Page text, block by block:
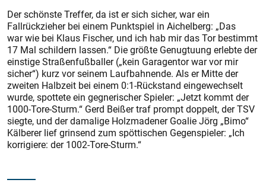
Der schönste Treffer, da ist er sich sicher, war ein
Fallrückzieher bei einem Punktspiel in Aichelberg: „Das
war wie bei Klaus Fischer, und ich hab mir das Tor bestimmt
17 Mal schildern lassen.“ Die größte Genugtuung erlebte der
einstige Straßenfußballer („kein Garagentor war vor mir
sicher“) kurz vor seinem Laufbahn­ende. Als er Mitte der
zweiten Halbzeit bei einem 0:1-Rückstand eingewechselt
wurde, spottete ein gegnerischer Spieler: „Jetzt kommt der
1000-Tore-Sturm.“ Gerd Beißer traf prompt doppelt, der TSV
siegte, und der damalige Holzmadener Goalie Jörg „Bimo“
Kälberer lief grinsend zum spöttischen Gegenspieler: „Ich
korrigiere: der 1002-Tore-Sturm.“